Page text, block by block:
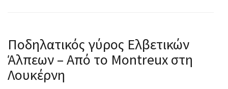
Ποδηλατικός γύρος Ελβετικών
Άλπεων – Από το Montreux στη
Λουκέρνη